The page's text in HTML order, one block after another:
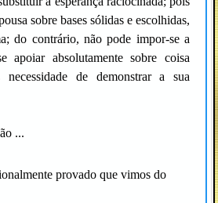
sobre bases sólidas e escolhidas,
do contrário, não pode impor-se a
apoiar absolutamente sobre coisa
necessidade de demonstrar a sua
...
provado que vimos do